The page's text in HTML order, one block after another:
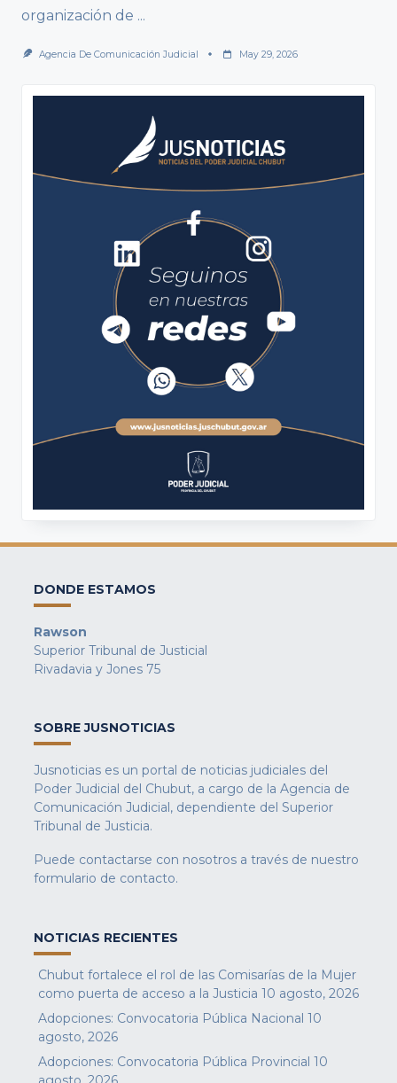
organización de ...
Agencia De Comunicación Judicial May 29, 2026
DONDE ESTAMOS
Rawson
Superior Tribunal de Justicial
Rivadavia y Jones 75
SOBRE JUSNOTICIAS
Jusnoticias es un portal de noticias judiciales del
Poder Judicial del Chubut, a cargo de la Agencia de
Comunicación Judicial, dependiente del Superior
Tribunal de Justicia.
Puede contactarse con nosotros a través de nuestro
formulario de contacto.
NOTICIAS RECIENTES
Chubut fortalece el rol de las Comisarías de la Mujer
como puerta de acceso a la Justicia 10 agosto, 2026
Adopciones: Convocatoria Pública Nacional 10
agosto, 2026
Adopciones: Convocatoria Pública Provincial 10